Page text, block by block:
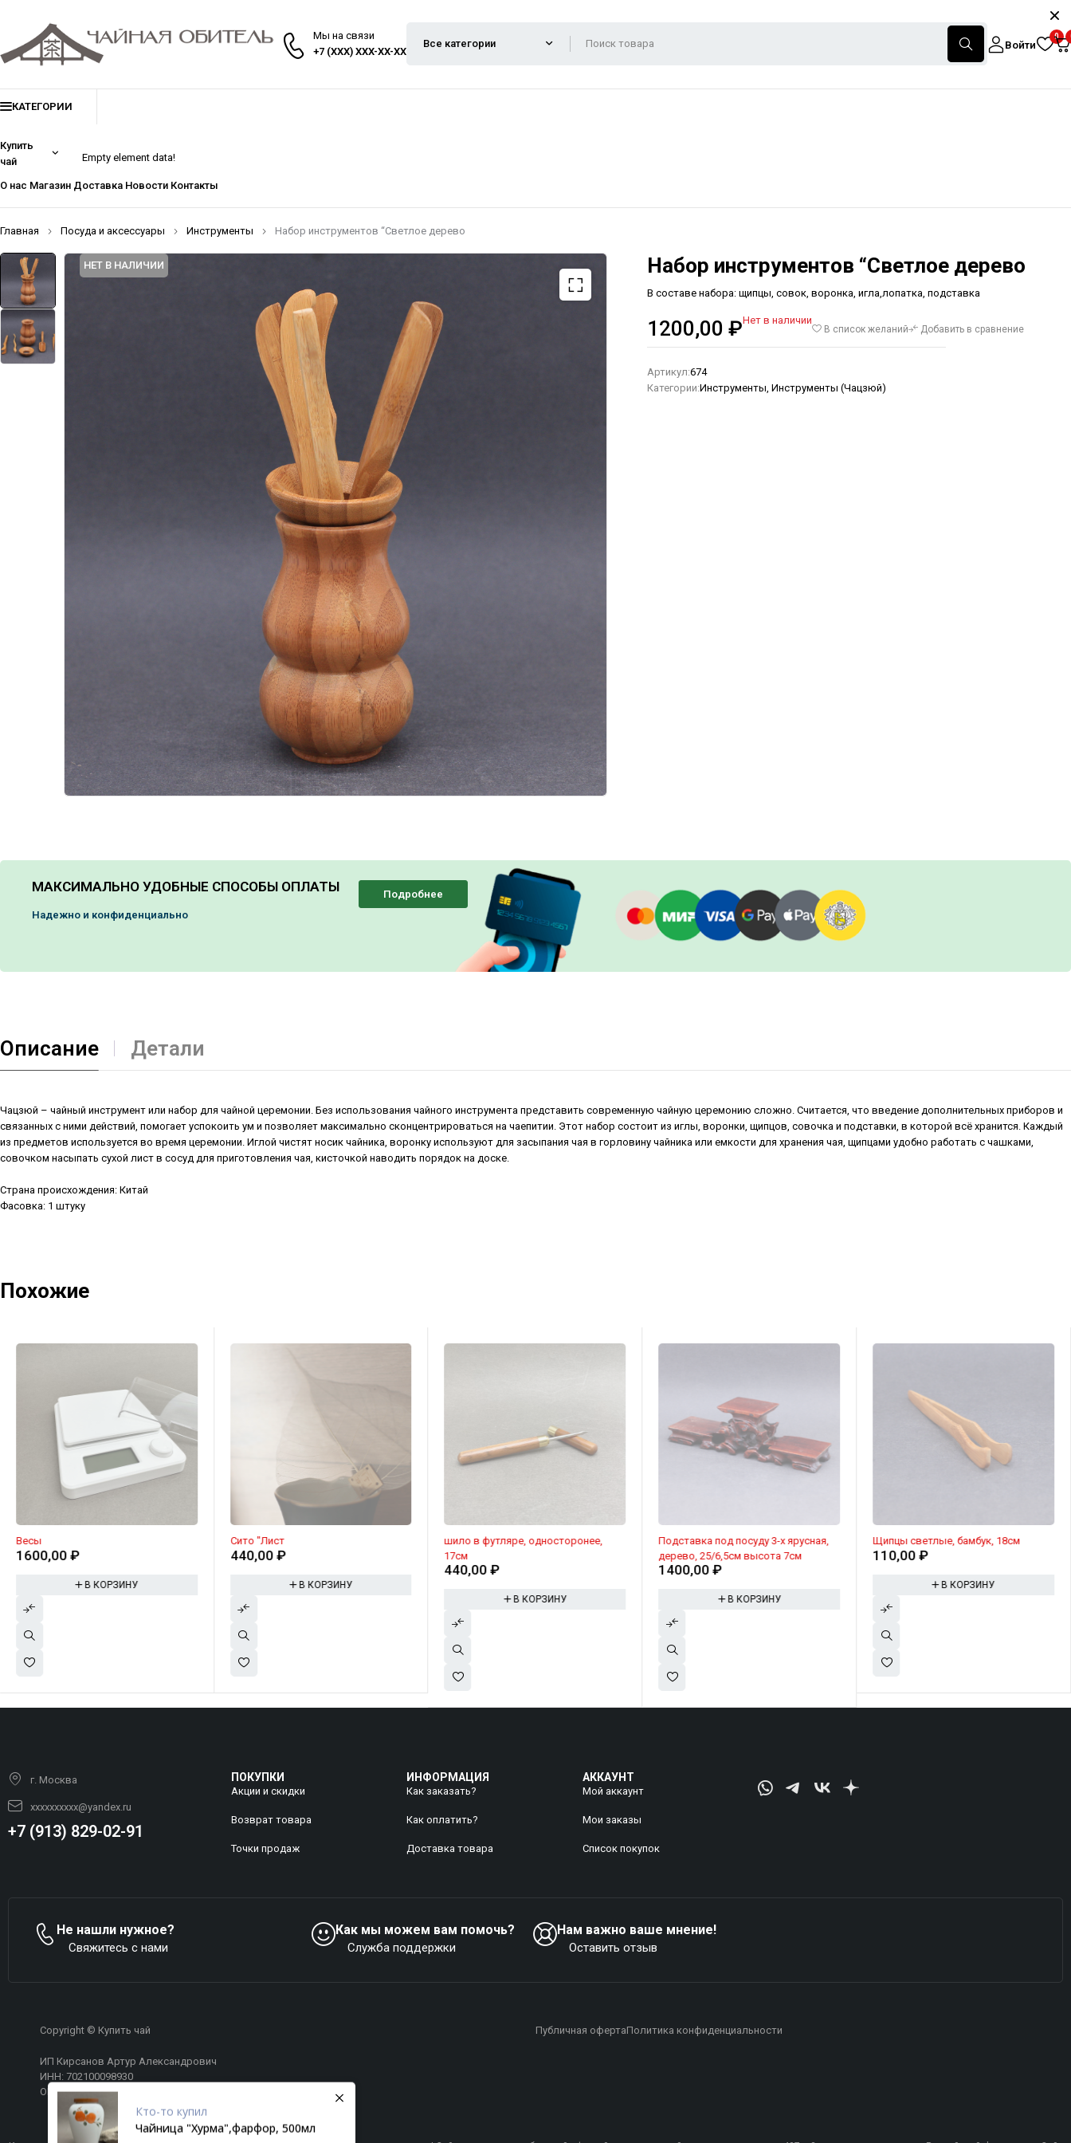
Мы на связи
+7 (XXX) XXX-XX-XX
Войти
0
КАТЕГОРИИ
Купить
чай
Empty element data!
О нас Магазин Доставка Новости Контакты
Главная Посуда и аксессуары Инструменты Набор инструментов “Светлое дерево
НЕТ В НАЛИЧИИ Набор инструментов “Светлое дерево
В составе набора: щипцы, совок, воронка, игла,лопатка, подставка
1200,00 ₽Нет в наличии
В список желаний Добавить в сравнение
Артикул:674
Категории:Инструменты Инструменты (Чацзюй)
МАКСИМАЛЬНО УДОБНЫЕ СПОСОБЫ ОПЛАТЫ
Надежно и конфиденциально
Подробнее
Описание Детали
Чацзюй – чайный инструмент или набор для чайной церемонии. Без использования чайного инструмента представить современную чайную церемонию сложно. Считается, что введение дополнительных приборов и
связанных с ними действий, помогает успокоить ум и позволяет максимально сконцентрироваться на чаепитии. Этот набор состоит из иглы, воронки, щипцов, совочка и подставки, в которой всё хранится. Каждый
из предметов используется во время церемонии. Иглой чистят носик чайника, воронку используют для засыпания чая в горловину чайника или емкости для хранения чая, щипцами удобно работать с чашками,
совочком насыпать сухой лист в сосуд для приготовления чая, кисточкой наводить порядок на доске.
Страна происхождения: Китай
Фасовка: 1 штуку
Похожие
Весы
1600,00 ₽
В КОРЗИНУ
Сито "Лист
440,00 ₽
В КОРЗИНУ
шило в футляре, односторонее,
17см
440,00₽
В КОРЗИНУ
Подставка под посуду 3-х ярусная,
дерево, 25/6,5см высота 7см
1400,00₽
В КОРЗИНУ
Щипцы светлые, бамбук, 18см
110,00₽
В КОРЗИНУ
г. Москва
xxxxxxxxxx@yandex.ru
+7 (913) 829-02-91
ПОКУПКИ
Акции и скидки
Возврат товара
Точки продаж
ИНФОРМАЦИЯ
Как заказать?
Как оплатить?
Доставка товара
АККАУНТ
Мой аккаунт
Mои заказы
Список покупок
Не нашли нужное?
Свяжитесь с нами
Как мы можем вам помочь?
Служба поддержки
Нам важно ваше мнение!
Оставить отзыв
Copyright © Купить чай
ИП Кирсанов Артур Александрович
ИНН: 702100098930
ОГРНИП: 308701707100150
Публичная офертаПолитика конфиденциальности
Кто-то купил
Чайница "Хурма",фарфор, 500мл